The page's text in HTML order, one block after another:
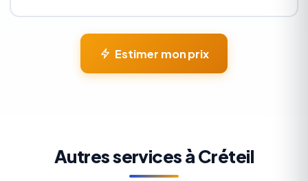
Estimer mon prix
Autres services à Créteil